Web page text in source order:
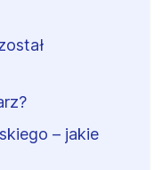
– jakie